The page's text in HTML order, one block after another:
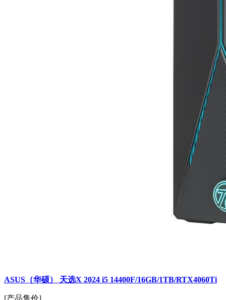
ASUS（华硕） 天选X 2024 i5 14400F/16GB/1TB/RTX4060Ti